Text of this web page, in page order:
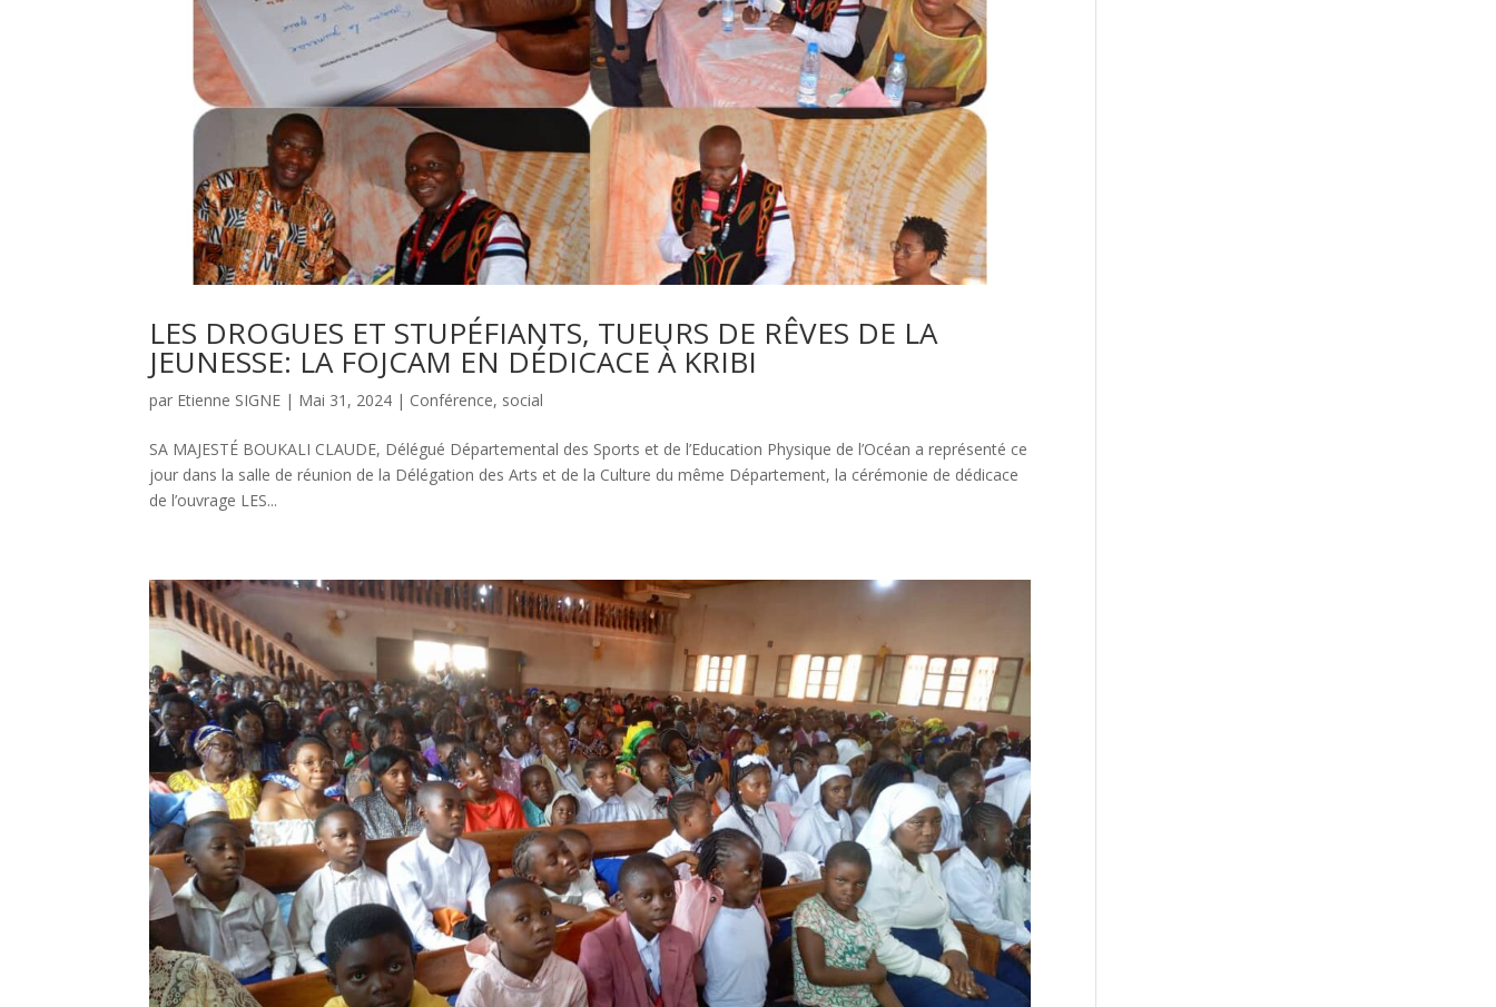
LES DROGUES ET STUPÉFIANTS, TUEURS DE RÊVES DE LA
JEUNESSE: LA FOJCAM EN DÉDICACE À KRIBI
par Etienne SIGNE | Mai 31, 2024 | Conférence, social
SA MAJESTÉ BOUKALI CLAUDE, Délégué Départemental des Sports et de l’Education Physique de l’Océan a représenté ce
jour dans la salle de réunion de la Délégation des Arts et de la Culture du même Département, la cérémonie de dédicace
de l’ouvrage LES...